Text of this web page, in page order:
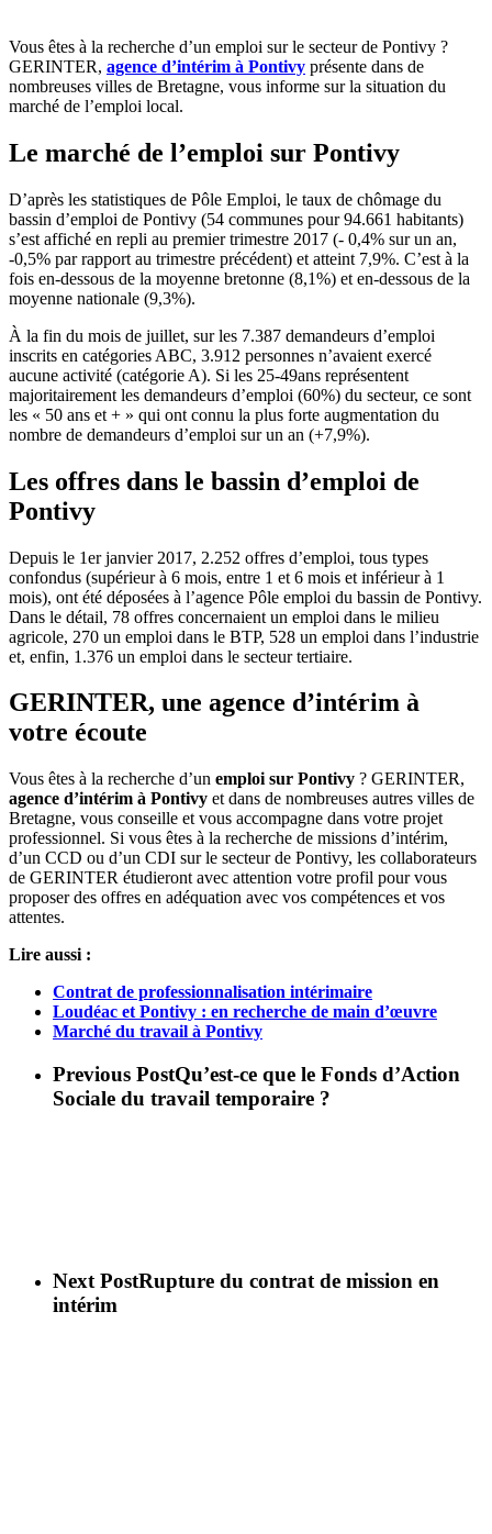
Vous êtes à la recherche d’un emploi sur le secteur de Pontivy ?
GERINTER, agence d’intérim à Pontivy présente dans de
nombreuses villes de Bretagne, vous informe sur la situation du
marché de l’emploi local.
Le marché de l’emploi sur Pontivy
D’après les statistiques de Pôle Emploi, le taux de chômage du
bassin d’emploi de Pontivy (54 communes pour 94.661 habitants)
s’est affiché en repli au premier trimestre 2017 (- 0,4% sur un an,
-0,5% par rapport au trimestre précédent) et atteint 7,9%. C’est à la
fois en-dessous de la moyenne bretonne (8,1%) et en-dessous de la
moyenne nationale (9,3%).
À la fin du mois de juillet, sur les 7.387 demandeurs d’emploi
inscrits en catégories ABC, 3.912 personnes n’avaient exercé
aucune activité (catégorie A). Si les 25-49ans représentent
majoritairement les demandeurs d’emploi (60%) du secteur, ce sont
les « 50 ans et + » qui ont connu la plus forte augmentation du
nombre de demandeurs d’emploi sur un an (+7,9%).
Les offres dans le bassin d’emploi de
Pontivy
Depuis le 1er janvier 2017, 2.252 offres d’emploi, tous types
confondus (supérieur à 6 mois, entre 1 et 6 mois et inférieur à 1
mois), ont été déposées à l’agence Pôle emploi du bassin de Pontivy.
Dans le détail, 78 offres concernaient un emploi dans le milieu
agricole, 270 un emploi dans le BTP, 528 un emploi dans l’industrie
et, enfin, 1.376 un emploi dans le secteur tertiaire.
GERINTER, une agence d’intérim à
votre écoute
Vous êtes à la recherche d’un emploi sur Pontivy ? GERINTER,
agence d’intérim à Pontivy et dans de nombreuses autres villes de
Bretagne, vous conseille et vous accompagne dans votre projet
professionnel. Si vous êtes à la recherche de missions d’intérim,
d’un CCD ou d’un CDI sur le secteur de Pontivy, les collaborateurs
de GERINTER étudieront avec attention votre profil pour vous
proposer des offres en adéquation avec vos compétences et vos
attentes.
Lire aussi :
Contrat de professionnalisation intérimaire
Loudéac et Pontivy : en recherche de main d’œuvre
Marché du travail à Pontivy
Previous PostQu’est-ce que le Fonds d’Action
Sociale du travail temporaire ?
Next PostRupture du contrat de mission en
intérim